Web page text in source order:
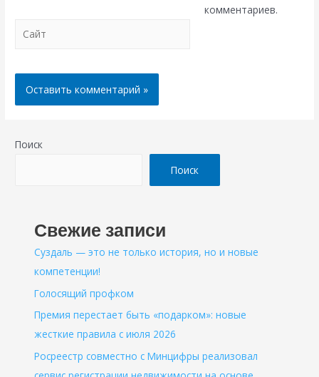
Сайт
комментариев.
Поиск
Поиск
Свежие записи
Суздаль — это не только история, но и новые
компетенции!
Голосящий профком
Премия перестает быть «подарком»: новые
жесткие правила с июля 2026
Росреестр совместно с Минцифры реализовал